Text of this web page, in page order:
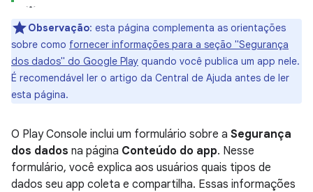
Observação: esta página complementa as orientações
sobre como fornecer informações para a seção "Segurança
dos dados" do Google Play quando você publica um app nele.
É recomendável ler o artigo da Central de Ajuda antes de ler
esta página.
O Play Console inclui um formulário sobre a Segurança
dos dados na página Conteúdo do app. Nesse
formulário, você explica aos usuários quais tipos de
dados seu app coleta e compartilha. Essas informações